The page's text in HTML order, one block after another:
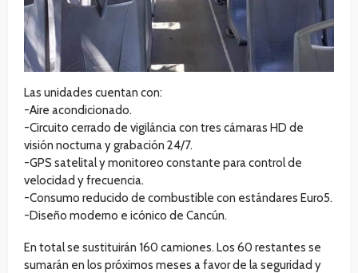
Las unidades cuentan con:
-Aire acondicionado.
-Circuito cerrado de vigiláncia con tres cámaras HD de
visión nocturna y grabación 24/7.
-GPS satelital y monitoreo constante para control de
velocidad y frecuencia.
-Consumo reducido de combustible con estándares Euro5.
-Diseño moderno e icónico de Cancún.
En total se sustituirán 160 camiones. Los 60 restantes se
sumarán en los próximos meses a favor de la seguridad y